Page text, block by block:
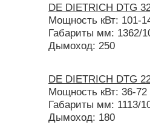
DE DIETRICH DTG
Мощность кВт: 101-
Габариты мм: 1362/
Дымоход: 250
DE DIETRICH DTG
Мощность кВт: 36-72
Габариты мм: 1113/
Дымоход: 180